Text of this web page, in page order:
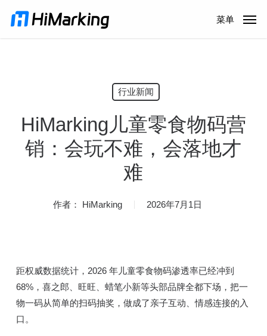
菜单
行业新闻
HiMarking儿童零食物码营
销：会玩不难，会落地才
难
作者： HiMarking 2026年7月1日
距权威数据统计，2026 年儿童零食物码渗透率已经冲到
68%，喜之郎、旺旺、蜡笔小新等头部品牌全都下场，把一
物一码从简单的扫码抽奖，做成了亲子互动、情感连接的入
口。